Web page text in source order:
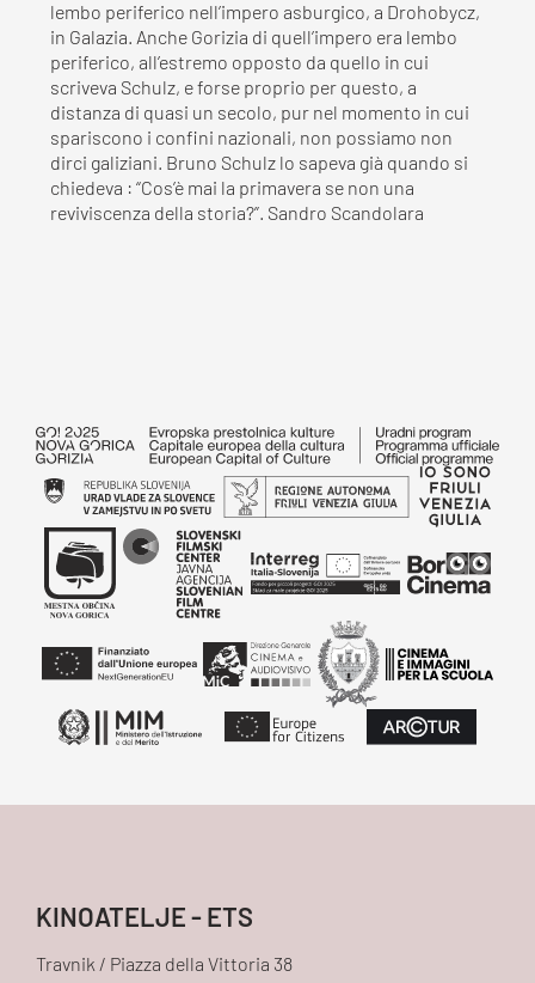
lembo periferico nell’impero asburgico, a Drohobycz,
in Galazia. Anche Gorizia di quell’impero era lembo
periferico, all’estremo opposto da quello in cui
scriveva Schulz, e forse proprio per questo, a
distanza di quasi un secolo, pur nel momento in cui
spariscono i confini nazionali, non possiamo non
dirci galiziani. Bruno Schulz lo sapeva già quando si
chiedeva : “Cos’è mai la primavera se non una
reviviscenza della storia?”. Sandro Scandolara
KINOATELJE - ETS
Travnik / Piazza della Vittoria 38